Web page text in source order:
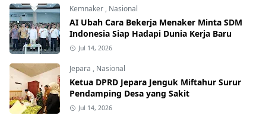
Kemnaker , Nasional
AI Ubah Cara Bekerja Menaker Minta SDM
Indonesia Siap Hadapi Dunia Kerja Baru
Jul 14, 2026
Jepara , Nasional
Ketua DPRD Jepara Jenguk Miftahur Surur
Pendamping Desa yang Sakit
Jul 14, 2026